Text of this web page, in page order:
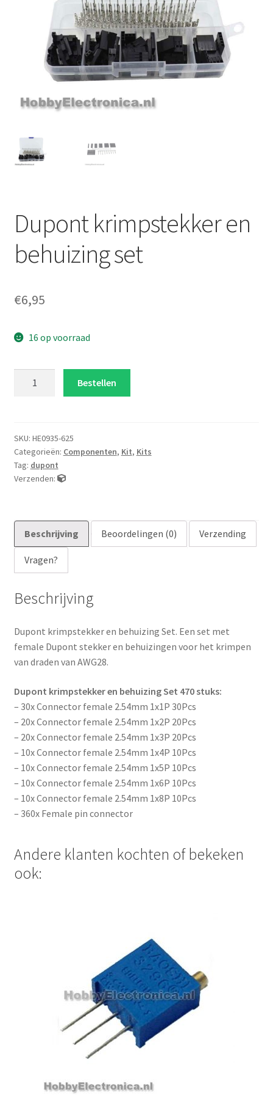
Dupont krimpstekker en
behuizing set
€6,95
16 op voorraad
set
aantal
Bestellen
SKU: HE0935-625
Categorieën: Componenten, Kit, Kits
Tag: dupont
Verzenden:
Beschrijving Beoordelingen (0) Verzending
Vragen?
Beschrijving
Dupont krimpstekker en behuizing Set. Een set met
female Dupont stekker en behuizingen voor het krimpen
van draden van AWG28.
Dupont krimpstekker en behuizing Set 470 stuks:
– 30x Connector female 2.54mm 1x1P 30Pcs
– 20x Connector female 2.54mm 1x2P 20Pcs
– 20x Connector female 2.54mm 1x3P 20Pcs
– 10x Connector female 2.54mm 1x4P 10Pcs
– 10x Connector female 2.54mm 1x5P 10Pcs
– 10x Connector female 2.54mm 1x6P 10Pcs
– 10x Connector female 2.54mm 1x8P 10Pcs
– 360x Female pin connector
Andere klanten kochten of bekeken
ook: